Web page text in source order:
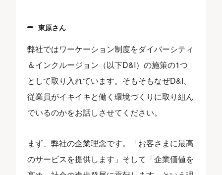
東原さん
弊社ではワーケーション制度をダイバーシティ
＆インクルージョン（以下D&I）の施策の1つ
として取り入れています。そもそもなぜD&I、
従業員がイキイキと働く環境づくりに取り組ん
でいるのかをお話しさせてください。
まず、弊社の企業理念です。「お客さまに最高
のサービスを提供します」そして「企業価値を